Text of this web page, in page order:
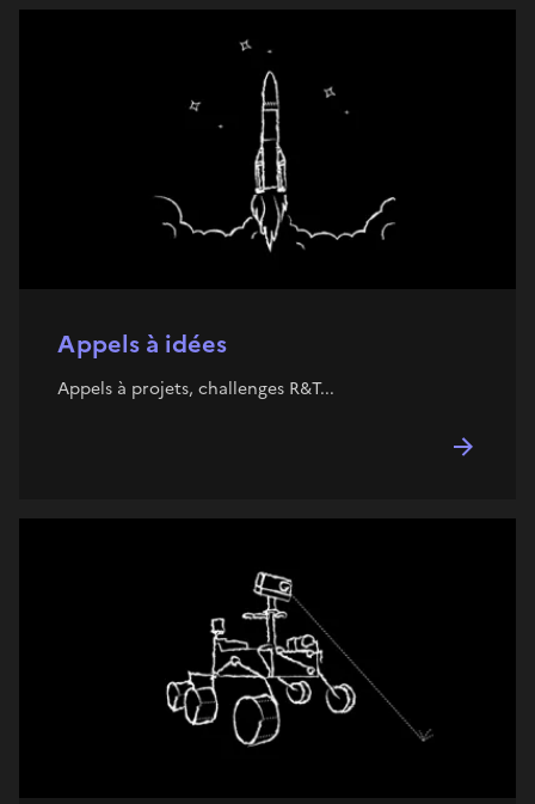
Appels à idées
Appels à projets, challenges R&T...